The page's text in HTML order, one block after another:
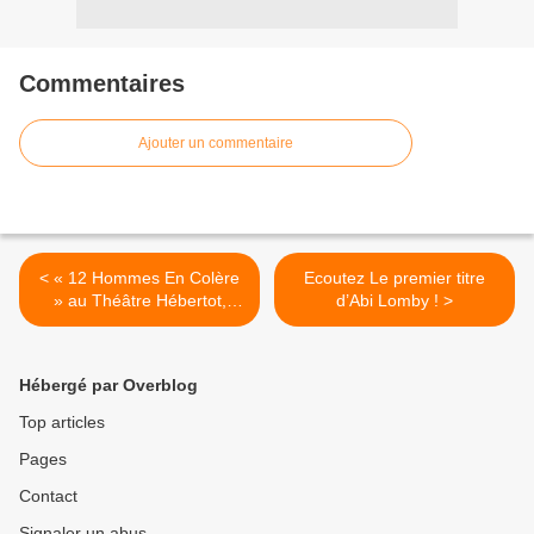
Commentaires
Ajouter un commentaire
< « 12 Hommes En Colère
» au Théâtre Hébertot,
nous y étions !
Ecoutez Le premier titre
d’Abi Lomby ! >
Hébergé par Overblog
Top articles
Pages
Contact